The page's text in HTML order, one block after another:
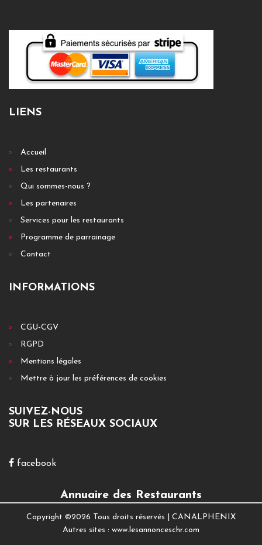
LIENS
Accueil
Les restaurants
Qui sommes-nous ?
Les partenaires
Services pour les restaurants
Programme de parrainage
Contact
INFORMATIONS
CGU-CGV
RGPD
Mentions légales
Mettre à jour les préférences de cookies
SUIVEZ-NOUS
SUR LES RÉSEAUX SOCIAUX
facebook
Annuaire des Restaurants
Copyright ©2026 Tous droits réservés | CANALPHENIX
Autres sites : www.lesannonceschr.com